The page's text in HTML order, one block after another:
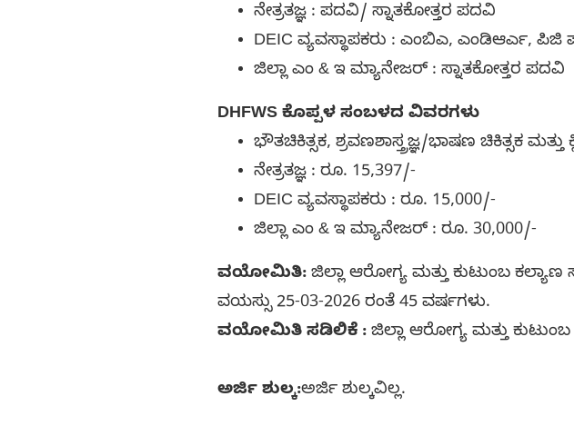
ನೇತ್ರತಜ್ಞ : ಪದವಿ/ ಸ್ನಾತಕೋತ್ತರ ಪದವಿ
DEIC ವ್ಯವಸ್ಥಾಪಕರು : ಎಂಬಿಎ, ಎಂಡಿಆರ್ಎ,
ಜಿಲ್ಲಾ ಎಂ & ಇ ಮ್ಯಾನೇಜರ್ : ಸ್ನಾತಕೋತ್ತರ ಪದವಿ
DHFWS ಕೊಪ್ಪಳ ಸಂಬಳದ ವಿವರಗಳು
ಭೌತಚಿಕಿತ್ಸಕ, ಶ್ರವಣಶಾಸ್ತ್ರಜ್ಞ/ಭಾಷಣ ಚಿಕಿತ್ಸಕ
ನೇತ್ರತಜ್ಞ : ರೂ. 15,397/-
DEIC ವ್ಯವಸ್ಥಾಪಕರು : ರೂ. 15,000/-
ಜಿಲ್ಲಾ ಎಂ & ಇ ಮ್ಯಾನೇಜರ್ : ರೂ. 30,000/-
ವಯೋಮಿತಿ: ಜಿಲ್ಲಾ ಆರೋಗ್ಯ ಮತ್ತು ಕುಟುಂಬ
ವಯಸ್ಸು 25-03-2026 ರಂತೆ 45 ವರ್ಷಗಳು.
ವಯೋಮಿತಿ ಸಡಿಲಿಕೆ : ಜಿಲ್ಲಾ ಆರೋಗ್ಯ ಮತ್ತು
ಅರ್ಜಿ ಶುಲ್ಕ:ಅರ್ಜಿ ಶುಲ್ಕವಿಲ್ಲ.